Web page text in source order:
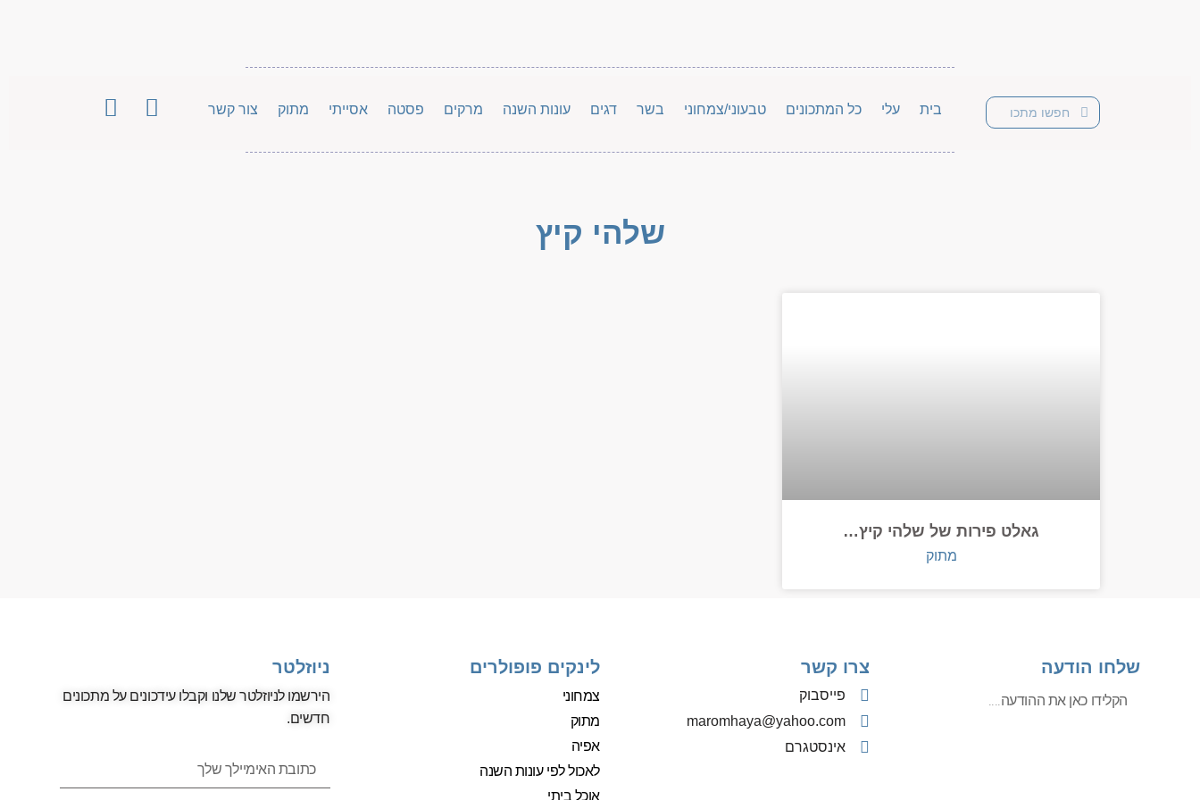
בית עלי כל המתכונים טבעוני/צמחוני בשר דגים עונות השנה מרקים פסטה אסייתי מתוק צור קשר
שלהי קיץ
גאלט פירות של שלהי קיץ…
מתוק
שלחו הודעה צרו קשר
פייסבוק
‫maromhaya@yahoo.com
אינסטגרם
לינקים פופולרים
צמחוני
מתוק
אפיה
לאכול לפי עונות השנה
אוכל ביתי
ניוזלטר
הירשמו לניוזלטר שלנו וקבלו עידכונים על מתכונים
חדשים.